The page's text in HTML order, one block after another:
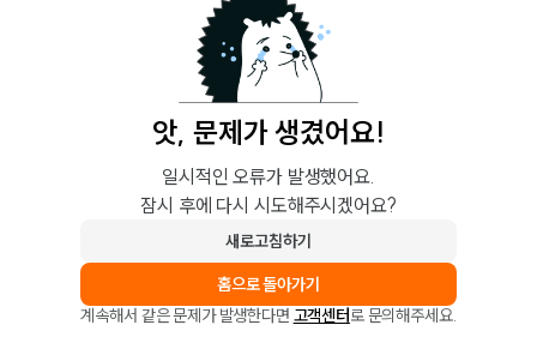
앗, 문제가 생겼어요!
일시적인 오류가 발생했어요.
잠시 후에 다시 시도해주시겠어요?
새로고침하기
홈으로 돌아가기
계속해서 같은 문제가 발생한다면 고객센터로 문의해주세요.